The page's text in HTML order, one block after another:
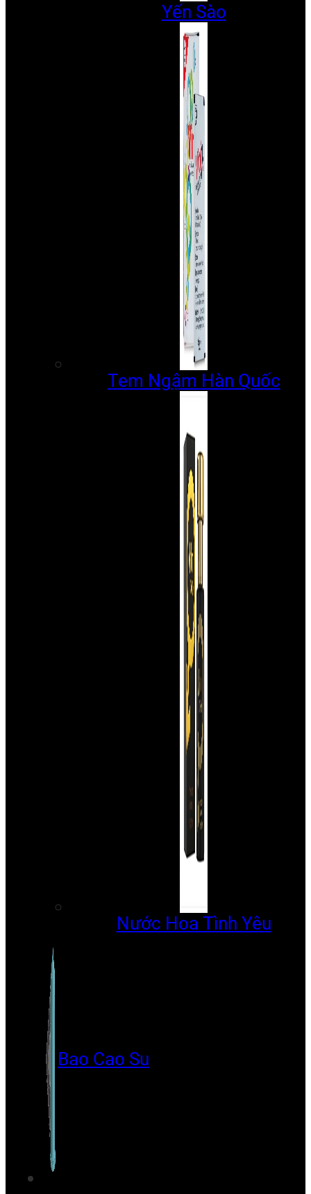
Yến Sào
Tem Ngậm Hàn Quốc
Nước Hoa Tình Yêu
Bao Cao Su